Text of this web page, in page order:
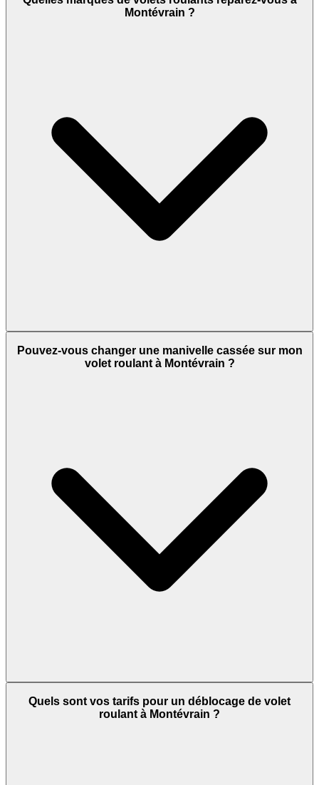
Montévrain ?
Pouvez-vous changer une manivelle cassée sur mon
volet roulant à Montévrain ?
Quels sont vos tarifs pour un déblocage de volet
roulant à Montévrain ?